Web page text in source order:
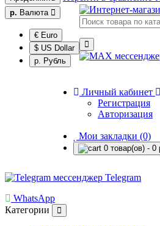
р. Валюта
€ Euro
$ US Dollar
р. Рубль
Личный кабинет
Регистрация
Авторизация
Мои закладки (0)
0 товар(ов) - 0
Telegram
WhatsApp
Категории